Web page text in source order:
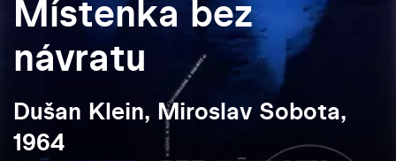
Místenka bez
návratu
Dušan Klein, Miroslav Sobota,
1964